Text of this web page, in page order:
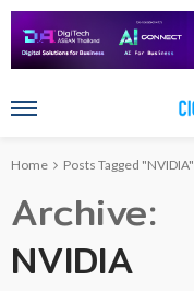
Home Posts Tagged "NVIDIA"
Archive
NVIDIA